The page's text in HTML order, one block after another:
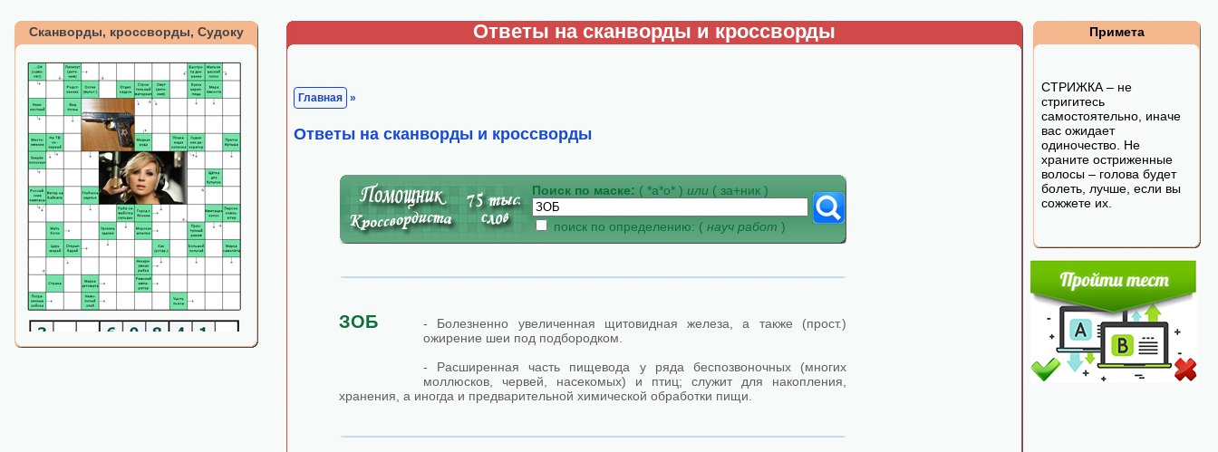
Сканворды, кроссворды, Судоку Ответы на сканворды и кроссворды
Главная »
Ответы на сканворды и кроссворды
Поиск по маске: ( *а*о* ) или ( за+ник )
поиск по определению: ( науч работ )
ЗОБ
- Болезненно увеличенная щитовидная железа, а также (прост.)
ожирение шеи под подбородком.
- Расширенная часть пищевода у ряда беспозвоночных (многих
моллюсков, червей, насекомых) и птиц; служит для накопления,
хранения, а иногда и предварительной химической обработки пищи.
Примета
СТРИЖКА – не
стригитесь
самостоятельно, иначе
вас ожидает
одиночество. Не
храните остриженные
волосы – голова будет
болеть, лучше, если вы
сожжете их.